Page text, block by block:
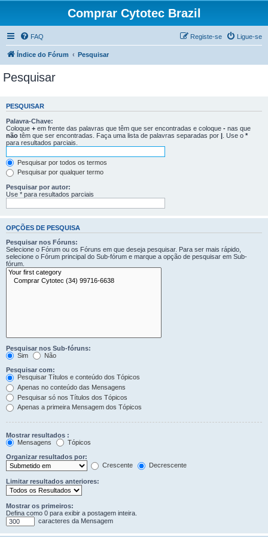
Comprar Cytotec Brazil
FAQ Ligue-se
Registe-se
Índice do Fórum Pesquisar
Pesquisar
PESQUISAR
Palavra-Chave:
Coloque + em frente das palavras que têm que ser encontradas e coloque - nas que
não têm que ser encontradas. Faça uma lista de palavras separadas por | . Use o *
para resultados parciais.
Pesquisar por todos os termos
Pesquisar por qualquer termo
Pesquisar por autor:
Use * para resultados parciais
OPÇÕES DE PESQUISA
Pesquisar nos Fóruns:
Selecione o Fórum ou os Fóruns em que deseja pesquisar. Para ser mais rápido,
selecione o Fórum principal do Sub-fórum e marque a opção de pesquisar em Sub-
fórum.
Pesquisar nos Sub-fóruns:
Sim
Não
Pesquisar com:
Pesquisar Títulos e conteúdo dos Tópicos
Apenas no conteúdo das Mensagens
Pesquisar só nos Títulos dos Tópicos
Apenas a primeira Mensagem dos Tópicos
Mostrar resultados :
Mensagens
Tópicos
Organizar resultados por:
Crescente
Decrescente
Limitar resultados anteriores:
Mostrar os primeiros:
Defina como 0 para exibir a postagem inteira.
caracteres da Mensagem